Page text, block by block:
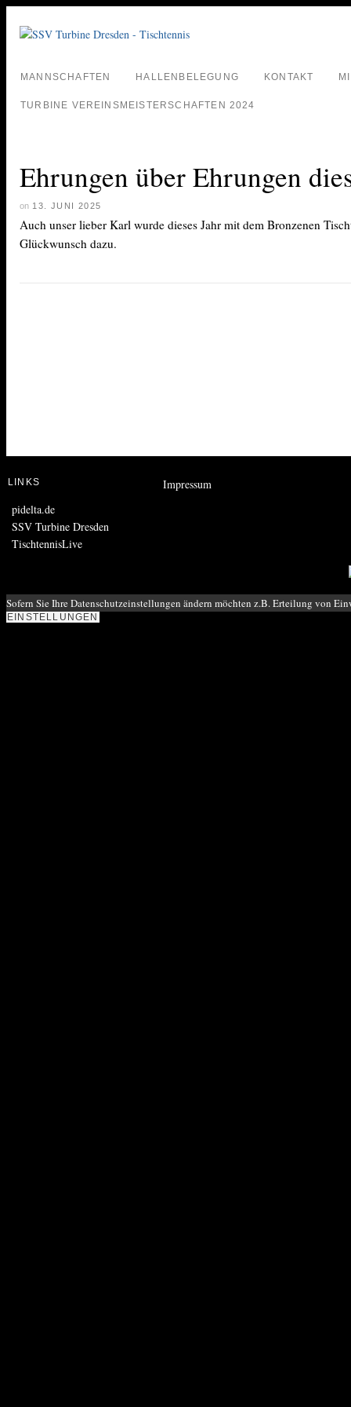
MANNSCHAFTEN HALLENBELEGUNG KONTAKT
TURBINE VEREINSMEISTERSCHAFTEN 2024
Ehrungen über Ehrungen
on 13. JUNI 2025
Auch unser lieber Karl wurde dieses Jahr mit dem Bronzenen
Glückwunsch dazu.
LINKS
pidelta.de
SSV Turbine Dresden
TischtennisLive
Impressum
Sofern Sie Ihre Datenschutzeinstellungen ändern möchten z.B. Erteilung von
EINSTELLUNGEN